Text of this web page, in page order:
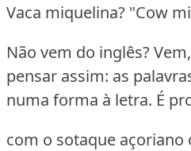
Vaca miquelina? "Cow
Não vem do inglês?
pensar assim: as
numa forma à letra. É
com o sotaque açoriano